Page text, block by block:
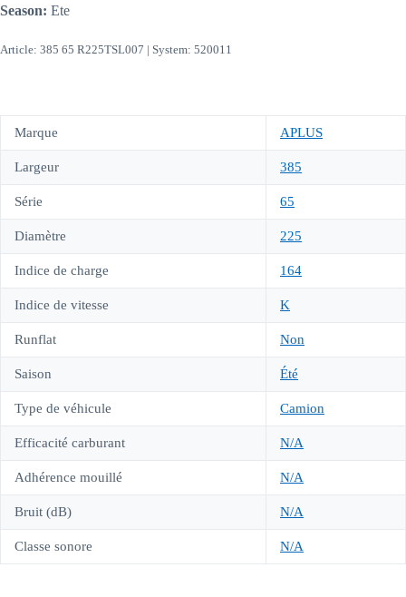
Season: Ete
Article: 385 65 R225TSL007 | System: 520011
Marque APLUS
Largeur 385
Série 65
Diamètre 225
Indice de charge 164
Indice de vitesse K
Runflat Non
Saison Été
Type de véhicule Camion
Efficacité carburant N/A
Adhérence mouillé N/A
Bruit (dB) N/A
Classe sonore N/A